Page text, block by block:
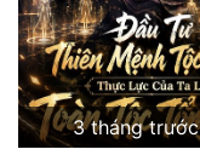
3 tháng trước